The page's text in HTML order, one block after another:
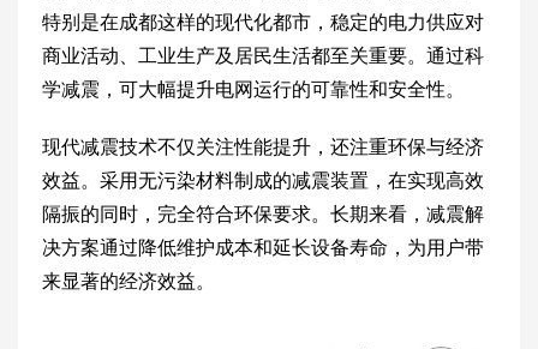
特别是在成都这样的现代化都市，稳定的电力供应对
商业活动、工业生产及居民生活都至关重要。通过科
学减震，可大幅提升电网运行的可靠性和安全性。
现代减震技术不仅关注性能提升，还注重环保与经济
效益。采用无污染材料制成的减震装置，在实现高效
隔振的同时，完全符合环保要求。长期来看，减震解
决方案通过降低维护成本和延长设备寿命，为用户带
来显著的经济效益。